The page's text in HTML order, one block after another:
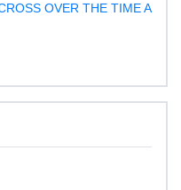
OVER THE TIME A